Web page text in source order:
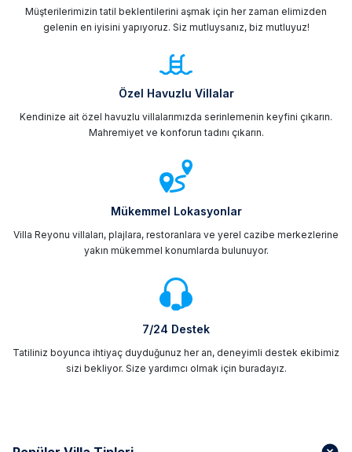
Müşterilerimizin tatil beklentilerini aşmak için her zaman elimizden
gelenin en iyisini yapıyoruz. Siz mutluysanız, biz mutluyuz!
Özel Havuzlu Villalar
Kendinize ait özel havuzlu villalarımızda serinlemenin keyfini çıkarın.
Mahremiyet ve konforun tadını çıkarın.
Mükemmel Lokasyonlar
Villa Reyonu villaları, plajlara, restoranlara ve yerel cazibe merkezlerine
yakın mükemmel konumlarda bulunuyor.
7/24 Destek
Tatiliniz boyunca ihtiyaç duyduğunuz her an, deneyimli destek ekibimiz
sizi bekliyor. Size yardımcı olmak için buradayız.